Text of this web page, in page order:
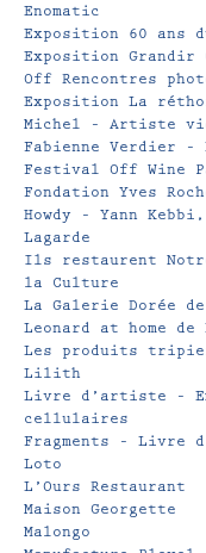
Enomatic
Exposition 60 ans
Exposition Grandir
Off Rencontres
Exposition La
Michel – Artiste
Fabienne Verdier
Festival Off Wine
Fondation Yves
Howdy – Yann
Lagarde
Ils restaurent
la Culture
La Galerie Dorée
Leonard at home
Les produits
Lilith
Livre d’artiste –
cellulaires
Fragments – Livre
Loto
L’Ours Restaurant
Maison Georgette
Malongo